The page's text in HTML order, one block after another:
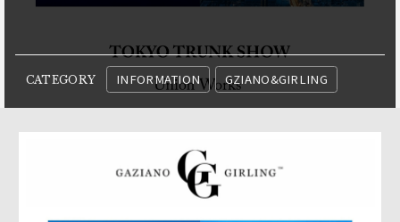
CATEGORY INFORMATION GZIANO&GIRLING